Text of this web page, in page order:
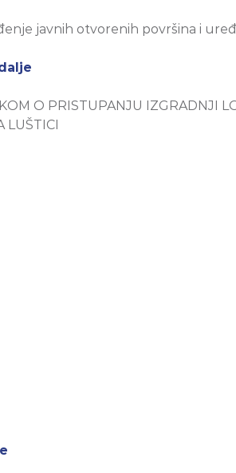
javnih otvorenih površina i
O PRISTUPANJU IZGRADNJI
LUŠTICI